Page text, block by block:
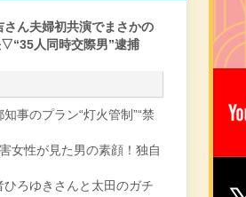
ん夫婦初共演でまさかの
人同時交際男”逮捕
事のプラン“灯火管制”“禁
女性が見た男の素顔！独自
ろゆきさんと太田のガチ